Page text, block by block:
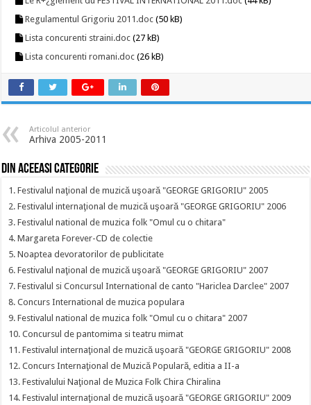
Regulamentul Grigoriu 2011.doc (50 kB)
Lista concurenti straini.doc (27 kB)
Lista concurenti romani.doc (26 kB)
Articolul anterior
Arhiva 2005-2011
Din aceeasi categorie
1. Festivalul naţional de muzică uşoară "GEORGE GRIGORIU" 2005
2. Festivalul internaţional de muzică uşoară "GEORGE GRIGORIU" 2006
3. Festivalul national de muzica folk "Omul cu o chitara"
4. Margareta Forever-CD de colectie
5. Noaptea devoratorilor de publicitate
6. Festivalul naţional de muzică uşoară "GEORGE GRIGORIU" 2007
7. Festivalul si Concursul International de canto "Hariclea Darclee" 2007
8. Concurs International de muzica populara
9. Festivalul national de muzica folk "Omul cu o chitara" 2007
10. Concursul de pantomima si teatru mimat
11. Festivalul internaţional de muzică uşoară "GEORGE GRIGORIU" 2008
12. Concurs Internaţional de Muzică Populară, editia a II-a
13. Festivalului Naţional de Muzica Folk Chira Chiralina
14. Festivalul internaţional de muzică uşoară "GEORGE GRIGORIU" 2009